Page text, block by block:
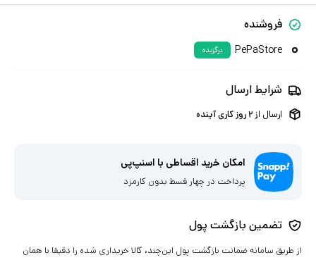
فروشنده
PePaStore برگزیده
شرایط ارسال
ارسال از ۲ روز کاری آینده
امکان خرید اقساطی با اسنپ‌پی
پرداخت در چهار قسط بدون کارمزد
تضمین بازگشت پول
از طریق سامانه ضمانت بازگشت پول این‌چند، کالا خریداری شده را دقیقا با همان